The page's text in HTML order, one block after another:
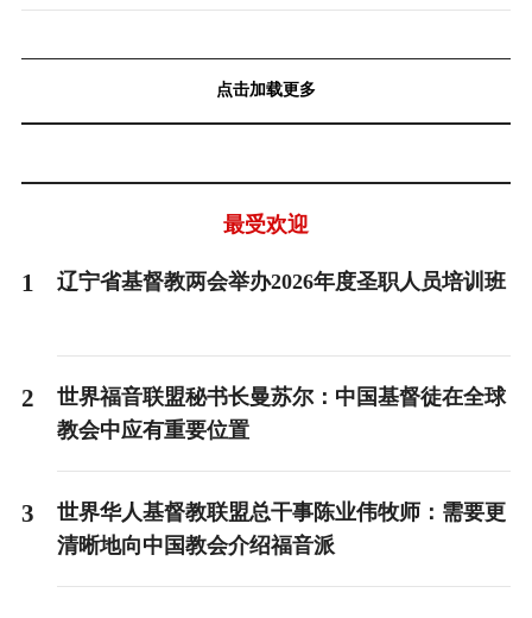
点击加载更多
最受欢迎
1 辽宁省基督教两会举办2026年度圣职人员培训班
2
世界福音联盟秘书长曼苏尔：中国基督徒在全球
教会中应有重要位置
3
世界华人基督教联盟总干事陈业伟牧师：需要更
清晰地向中国教会介绍福音派